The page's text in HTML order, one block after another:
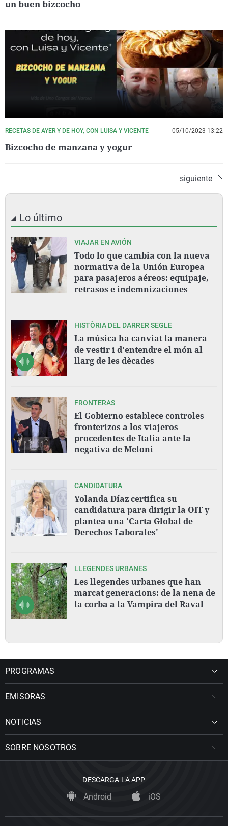
un buen bizcocho
RECETAS DE AYER Y DE HOY, CON LUISA Y VICENTE 05/10/2023 13:22
Bizcocho de manzana y yogur
siguiente
Lo último
VIAJAR EN AVIÓN
Todo lo que cambia con la nueva
normativa de la Unión Europea
para pasajeros aéreos: equipaje,
retrasos e indemnizaciones
HISTÒRIA DEL DARRER SEGLE
La música ha canviat la manera
de vestir i d'entendre el món al
llarg de les dècades
FRONTERAS
El Gobierno establece controles
fronterizos a los viajeros
procedentes de Italia ante la
negativa de Meloni
CANDIDATURA
Yolanda Díaz certifica su
candidatura para dirigir la OIT y
plantea una 'Carta Global de
Derechos Laborales'
LLEGENDES URBANES
Les llegendes urbanes que han
marcat generacions: de la nena de
la corba a la Vampira del Raval
PROGRAMAS
EMISORAS
NOTICIAS
SOBRE NOSOTROS
DESCARGA LA APP
Android iOS